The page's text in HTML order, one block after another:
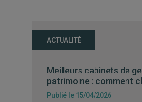
ACTUALITÉ
Meilleurs cabinets de
patrimoine : comment
Publié le 15/04/2026